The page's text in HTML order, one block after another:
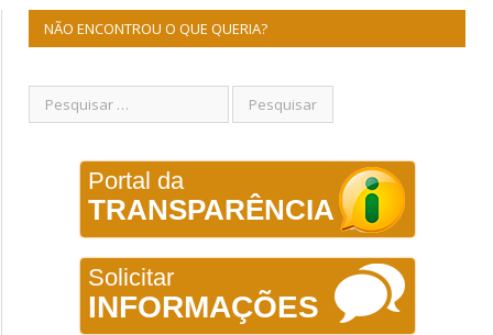
NÃO ENCONTROU O QUE QUERIA?
Portal da
TRANSPARÊNCIA
Solicitar
INFORMAÇÕES